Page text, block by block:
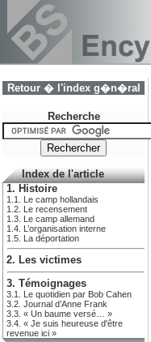
Retour � l'index g�n�ral
Recherche
Index de l'article
1. Histoire
1.1. Le camp hollandais
1.2. Le recensement
1.3. Le camp allemand
1.4. L’organisation interne
1.5. La déportation
2. Les victimes
3. Témoignages
3.1. Le quotidien par Bob Cahen
3.2. Journal d’Anne Frank
3.3. « Un baume versé… »
3.4. « Je suis heureuse d'être
revenue ici »